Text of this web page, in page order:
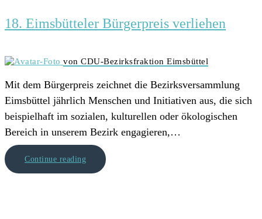
18. Eimsbütteler Bürgerpreis verliehen
von CDU-Bezirksfraktion Eimsbüttel
Mit dem Bürgerpreis zeichnet die Bezirksversammlung
Eimsbüttel jährlich Menschen und Initiativen aus, die sich
beispielhaft im sozialen, kulturellen oder ökologischen
Bereich in unserem Bezirk engagieren,…
Continue reading